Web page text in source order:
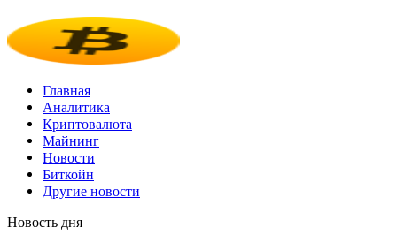
Главная
Аналитика
Криптовалюта
Майнинг
Новости
Биткойн
Другие новости
Новость дня